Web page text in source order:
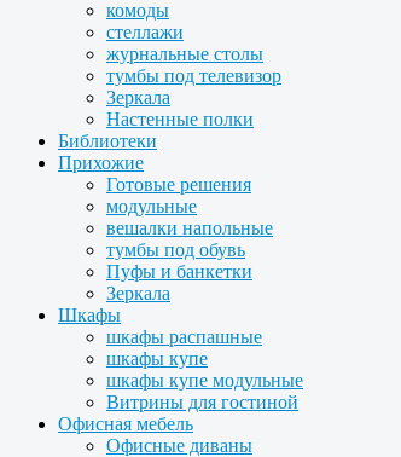
комоды
стеллажи
журнальные столы
тумбы под телевизор
Зеркала
Настенные полки
Библиотеки
Прихожие
Готовые решения
модульные
вешалки напольные
тумбы под обувь
Пуфы и банкетки
Зеркала
Шкафы
шкафы распашные
шкафы купе
шкафы купе модульные
Витрины для гостиной
Офисная мебель
Офисные диваны